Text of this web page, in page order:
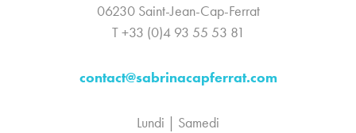
06230 Saint-Jean-Cap-Ferrat
T +33 (0)4 93 55 53 81
contact@sabrinacapferrat.com
Lundi | Samedi